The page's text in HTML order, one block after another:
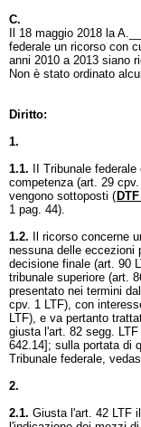
C.
Il 18 maggio 2018 la
federale un ricorso con
anni 2010 a 2013 siano
Non è stato ordinato
Diritto:
1.
1.1. II Tribunale
competenza (art. 29
vengono sottoposti (
1 pag. 44).
1.2. Il ricorso concerne
nessuna delle eccezioni
decisione finale (art. 90
tribunale superiore (art.
presentato nei termini
cpv. 1 LTF), con
LTF), e va pertanto
giusta l'art. 82 segg.
642.14]; sulla portata di
Tribunale federale,
2.
2.1. Giusta l'art. 42 LTF